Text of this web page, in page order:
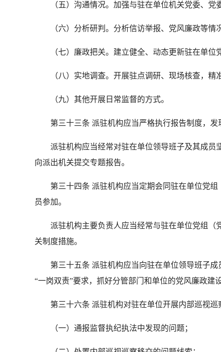
（五）沟通情况。加强与驻在单位机关党委、党
（六）分析研判。分析信访举报、党风廉政等情
（七）廉政把关。建立健全、动态更新驻在单位
（八）实地调查。开展驻点调研、现场核查，精
（九）其他开展日常监督的方式。
第三十三条 派驻机构应当严格执行报告制度，发
派驻机构应当经常对驻在单位领导班子及其成员
向派出机关提交专题报告。
第三十四条 派驻机构应当定期会同驻在单位党组
员参加。
派驻机构主要负责人应当经常与驻在单位党组（
关制度措施。
第三十五条 派驻机构应当向驻在单位领导班子成
“一岗双责”要求，抓好分管部门和单位的党风廉政建
第三十六条 派驻机构对驻在单位开展内部巡视巡
（一）通报监督执纪执法中发现的问题；